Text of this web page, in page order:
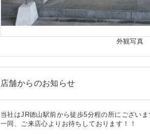
外観写真
店舗からのお知らせ
当社はJR徳山駅前から徒歩5分程の所にござい
一同、ご来店心よりお待ちしております！！